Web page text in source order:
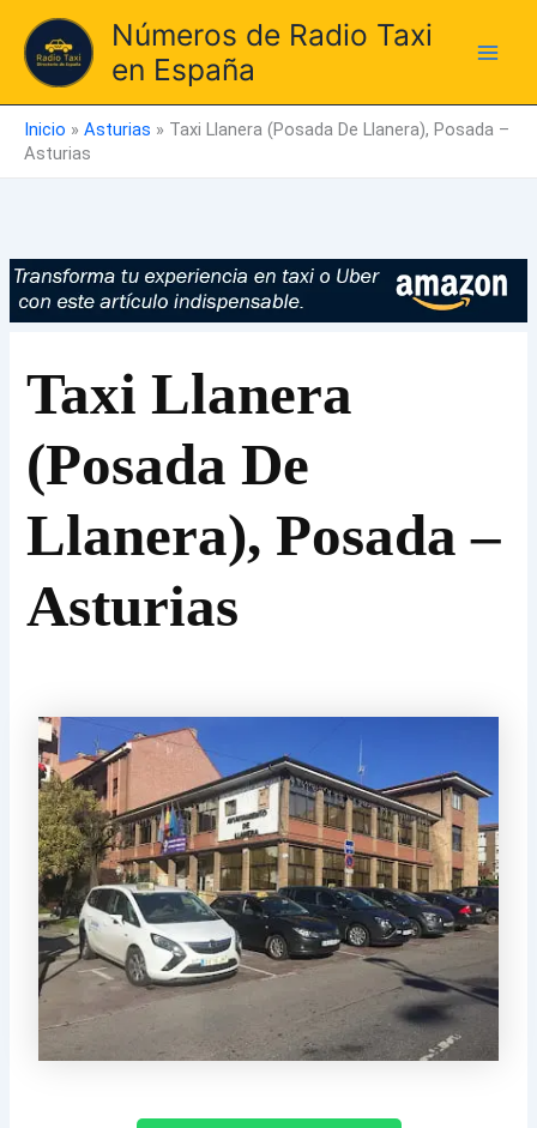
contenido
Números de Radio Taxi
en España
Inicio » Asturias » Taxi Llanera (Posada De Llanera), Posada –
Asturias
Taxi Llanera
(Posada De
Llanera), Posada –
Asturias